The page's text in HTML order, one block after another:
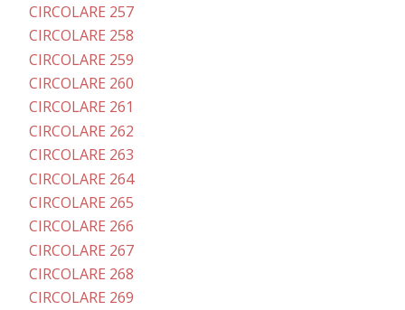
CIRCOLARE 257
CIRCOLARE 258
CIRCOLARE 259
CIRCOLARE 260
CIRCOLARE 261
CIRCOLARE 262
CIRCOLARE 263
CIRCOLARE 264
CIRCOLARE 265
CIRCOLARE 266
CIRCOLARE 267
CIRCOLARE 268
CIRCOLARE 269